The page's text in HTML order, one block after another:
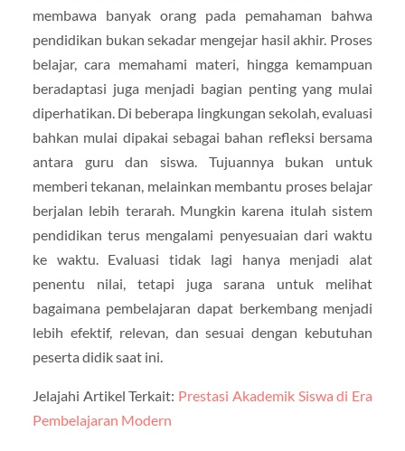
membawa banyak orang pada pemahaman bahwa
pendidikan bukan sekadar mengejar hasil akhir. Proses
belajar, cara memahami materi, hingga kemampuan
beradaptasi juga menjadi bagian penting yang mulai
diperhatikan. Di beberapa lingkungan sekolah, evaluasi
bahkan mulai dipakai sebagai bahan refleksi bersama
antara guru dan siswa. Tujuannya bukan untuk
memberi tekanan, melainkan membantu proses belajar
berjalan lebih terarah. Mungkin karena itulah sistem
pendidikan terus mengalami penyesuaian dari waktu
ke waktu. Evaluasi tidak lagi hanya menjadi alat
penentu nilai, tetapi juga sarana untuk melihat
bagaimana pembelajaran dapat berkembang menjadi
lebih efektif, relevan, dan sesuai dengan kebutuhan
peserta didik saat ini.
Jelajahi Artikel Terkait: Prestasi Akademik Siswa di Era
Pembelajaran Modern